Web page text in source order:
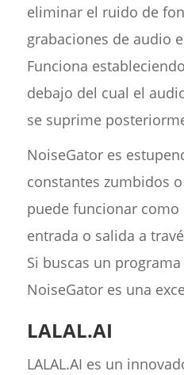
eliminar el ruido de
grabaciones de audio
Funciona
debajo del cual el
se suprime
NoiseGator es
constantes zumbidos
puede funcionar
entrada o salida a
Si buscas un
NoiseGator es una
LALAL.AI
LALAL.AI es un